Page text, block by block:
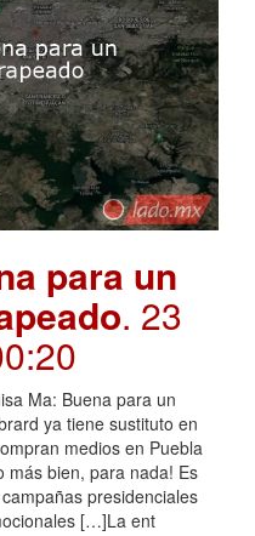
para un
. 23
Ma: Buena para un
ya tiene sustituto en
medios en Puebla
más bien, para nada! Es
presidenciales
[…]La ent